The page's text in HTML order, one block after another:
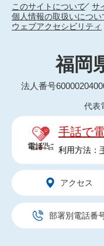
このサイトについて
サ
個人情報の取扱いについ
ウェブアクセシビリティ
福岡
法人番号
代表
手話で
利用方法：
アクセス
部署別電話番